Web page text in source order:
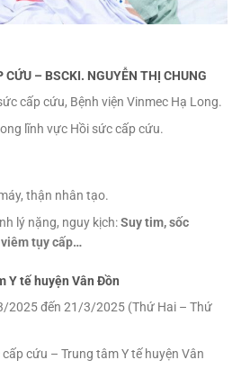
CỨU – BSCKI. NGUYỄN THỊ CHUNG
cấp cứu, Bệnh viện Vinmec Hạ Long.
lĩnh vực Hồi sức cấp cứu.
thận nhân tạo.
lý nặng, nguy kịch:Suy tim, sốc
tụy cấp…
Y tế huyện Vân Đồn
2025 đến 21/3/2025 (Thứ Hai – Thứ
cứu – Trung tâm Y tế huyện Vân